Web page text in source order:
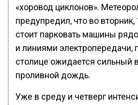
«хоровод циклонов».
предупредил, что во вторник,
стоит парковать машины
и линиями электропередачи,
столице ожидается сильный
проливной дождь.
Уже в среду и четверг